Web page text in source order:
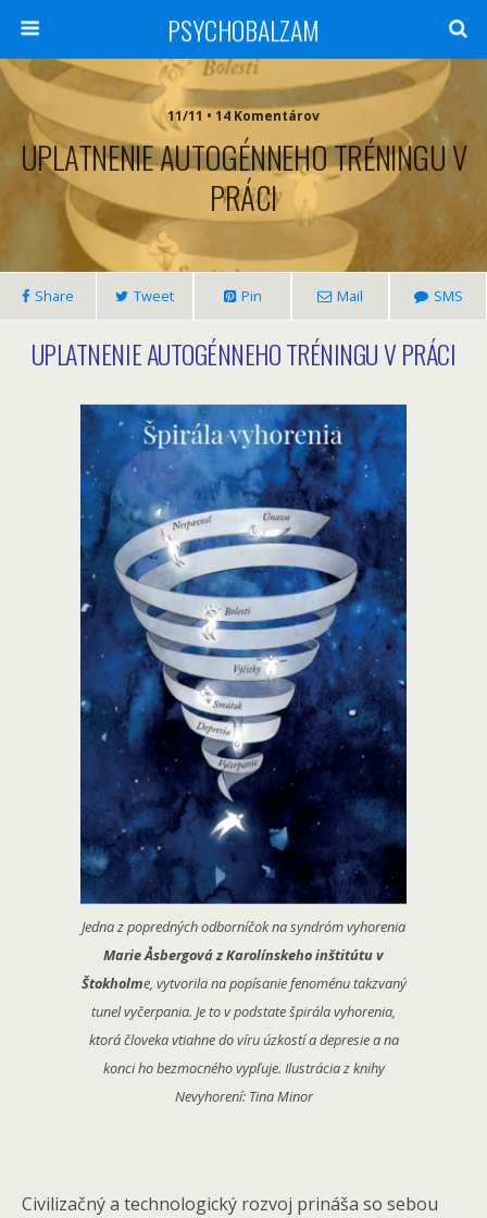
PSYCHOBALZAM
11/11 • 14 Komentárov
UPLATNENIE AUTOGÉNNEHO TRÉNINGU V
PRÁCI
Share Tweet Pin Mail SMS
UPLATNENIE AUTOGÉNNEHO TRÉNINGUV PRÁCI
Jedna z popredných odborníčok na syndróm vyhorenia
Marie Åsbergová z Karolínskeho inštitútu v
Štokholme, vytvorila na popísanie fenoménu takzvaný
tunel vyčerpania. Je to v podstate špirála vyhorenia,
ktorá človeka vtiahne do víru úzkostí a depresie a na
konci ho bezmocného vypľuje. Ilustrácia z knihy
Nevyhorení: Tina Minor
Civilizačný a technologický rozvoj prináša so sebou